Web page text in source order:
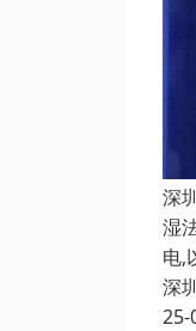
深
湿
电,
深
25-